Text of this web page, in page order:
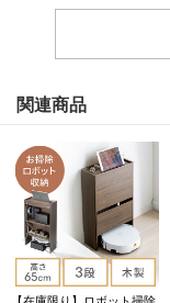
関連商品